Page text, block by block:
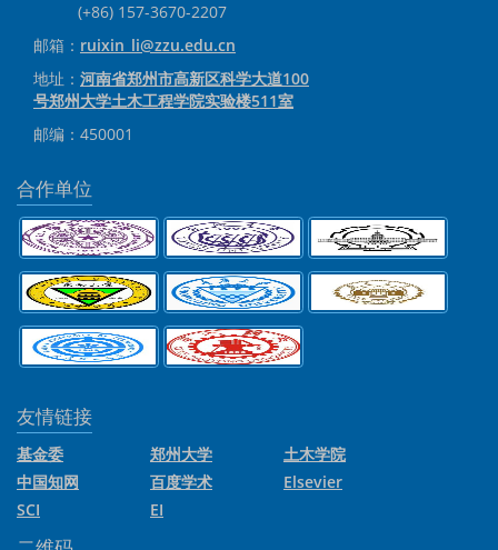
(+86) 157-3670-2207
邮箱： ruixin_li@zzu.edu.cn
地址： 河南省郑州市高新区科学大道100
号郑州大学土木工程学院实验楼511室
邮编：450001
合作单位
友情链接
基金委 郑州大学
土木学院
中国知网
百度学术
Elsevier
SCI
EI